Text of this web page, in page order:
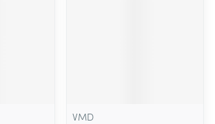
VMD